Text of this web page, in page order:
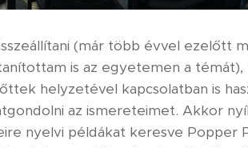
(már több évvel ezelőtt
is az egyetemen a témát),
helyzetével kapcsolatban is
az ismereteimet. Akkor
nyelvi példákat keresve Popper